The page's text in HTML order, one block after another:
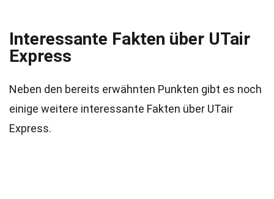
Interessante Fakten über UTair
Express
Neben den bereits erwähnten Punkten gibt es noch
einige weitere interessante Fakten über UTair
Express.